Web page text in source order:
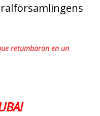
retumbaron en un